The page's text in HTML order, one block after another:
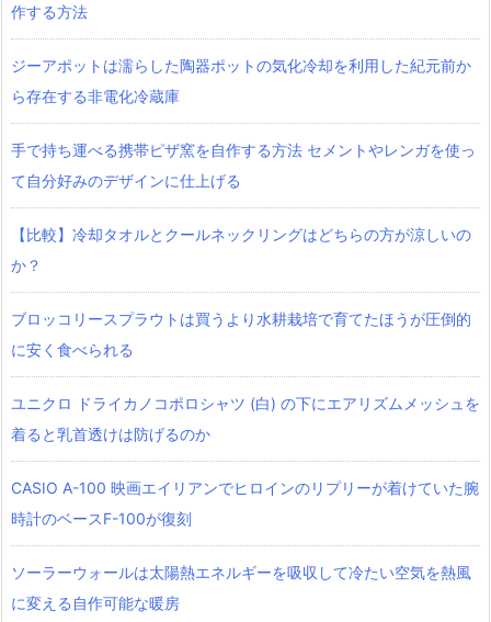
作する方法
ジーアポットは濡らした陶器ポットの気化冷却を利用した紀元前か
ら存在する非電化冷蔵庫
手で持ち運べる携帯ピザ窯を自作する方法 セメントやレンガを使っ
て自分好みのデザインに仕上げる
【比較】冷却タオルとクールネックリングはどちらの方が涼しいの
か？
ブロッコリースプラウトは買うより水耕栽培で育てたほうが圧倒的
に安く食べられる
ユニクロ ドライカノコポロシャツ‎ (白) の下にエアリズムメッシュを
着ると乳首透けは防げるのか
CASIO A-100 映画エイリアンでヒロインのリプリーが着けていた腕
時計のベースF-100が復刻
ソーラーウォールは太陽熱エネルギーを吸収して冷たい空気を熱風
に変える自作可能な暖房